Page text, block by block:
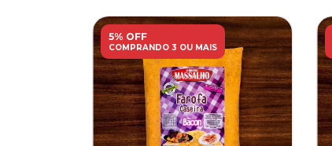
5% OFF
COMPRANDO 3 OU MAIS